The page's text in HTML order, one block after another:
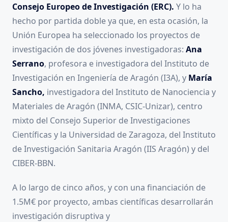
Consejo Europeo de Investigación (ERC). Y lo ha
hecho por partida doble ya que, en esta ocasión, la
Unión Europea ha seleccionado los proyectos de
investigación de dos jóvenes investigadoras: Ana
Serrano, profesora e investigadora del Instituto de
Investigación en Ingeniería de Aragón (I3A), y María
Sancho, investigadora del Instituto de Nanociencia y
Materiales de Aragón (INMA, CSIC-Unizar), centro
mixto del Consejo Superior de Investigaciones
Científicas y la Universidad de Zaragoza, del Instituto
de Investigación Sanitaria Aragón (IIS Aragón) y del
CIBER-BBN.
A lo largo de cinco años, y con una financiación de
1.5M€ por proyecto, ambas científicas desarrollarán
investigación disruptiva y